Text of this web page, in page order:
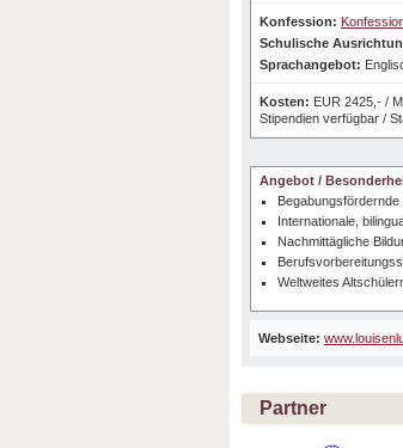
Konfession:
Schulische
Sprachangebot:
Kosten: EUR 2425,- /
Stipendien verfügbar /
Angebot /
Internationale,
Nachmittägliche
Weltweites
Webseite:
Partner